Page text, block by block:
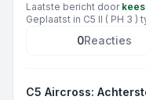
Laatste bericht door
Geplaatst in C5 II ( PH 3 )
0Reacties
C5 Aircross: